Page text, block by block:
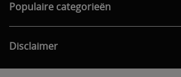
Populaire categorieën
Disclaimer